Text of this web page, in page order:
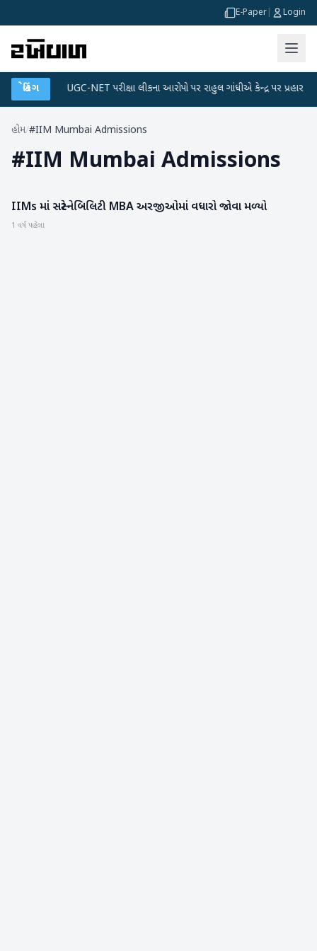
E-Paper Login
બ્રેકિંગ
પ્લાન ● UGC-NET પરીક્ષા લીકના આરોપો પર રાહુલ ગાંધીએ કેન્દ્ર પર પ્રહાર કર્યા
હોમ/#IIM Mumbai Admissions
#IIM Mumbai Admissions
હવામાન
IIMs માં સસ્ટેનેબિલિટી MBA અરજીઓમાં વધારો જોવા મળ્યો
1 વર્ષ પહેલા